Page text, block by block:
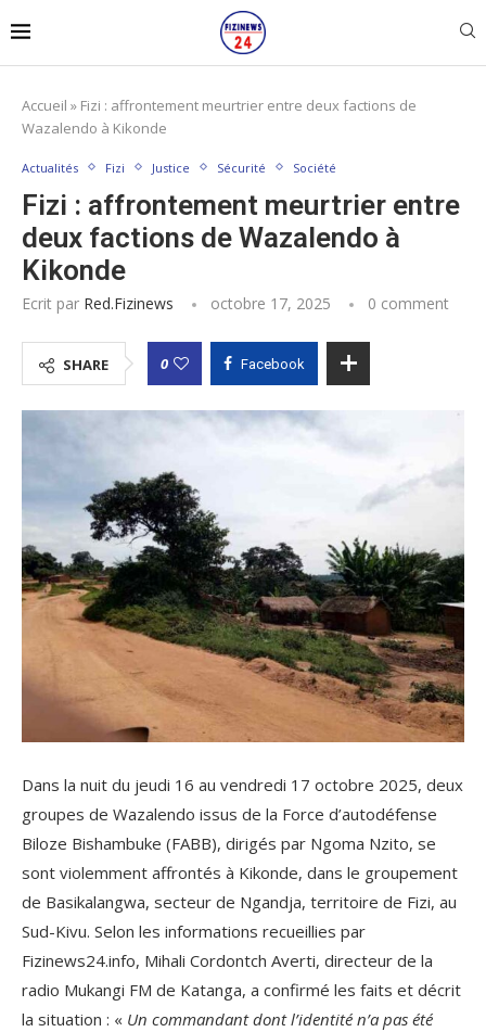
Accueil » Fizi : affrontement meurtrier entre deux factions de
Wazalendo à Kikonde
Actualités Fizi Justice Sécurité Société
Fizi : affrontement meurtrier entre
deux factions de Wazalendo à
Kikonde
Ecrit par Red.fizinews octobre 17, 2025 0 comment
SHARE 0 Facebook
Dans la nuit du jeudi 16 au vendredi 17 octobre 2025, deux
groupes de Wazalendo issus de la Force d’autodéfense
Biloze Bishambuke (FABB), dirigés par Ngoma Nzito, se
sont violemment affrontés à Kikonde, dans le groupement
de Basikalangwa, secteur de Ngandja, territoire de Fizi, au
Sud-Kivu. Selon les informations recueillies par
Fizinews24.info, Mihali Cordontch Averti, directeur de la
radio Mukangi FM de Katanga, a confirmé les faits et décrit
la situation : « Un commandant dont l’identité n’a pas été